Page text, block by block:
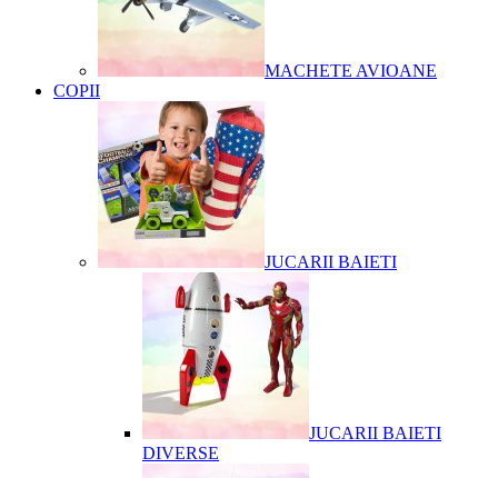
MACHETE AVIOANE
COPII
JUCARII BAIETI
JUCARII BAIETI
DIVERSE